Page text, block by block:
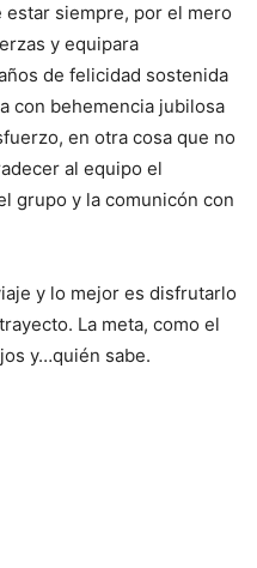
estar siempre, por el mero
y equipara
de felicidad sostenida
con behemencia jubilosa
en otra cosa que no
al equipo el
grupo y la comunicón con
y lo mejor es disfrutarlo
La meta, como el
y…quién sabe.